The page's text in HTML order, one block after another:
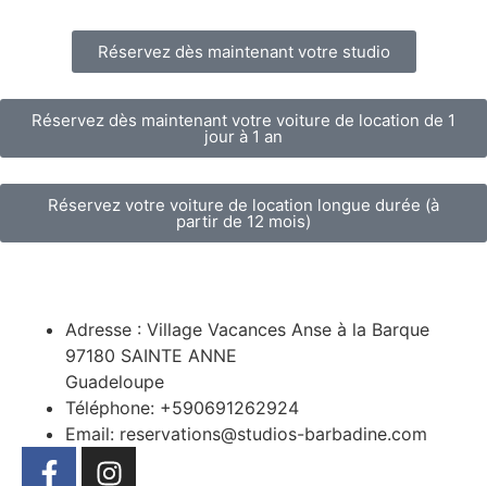
Réservez dès maintenant votre studio
Réservez dès maintenant votre voiture de location de 1
jour à 1 an
Réservez votre voiture de location longue durée (à
partir de 12 mois)
Adresse : Village Vacances Anse à la Barque
97180 SAINTE ANNE
Guadeloupe
Téléphone: +590691262924
Email: reservations@studios-barbadine.com